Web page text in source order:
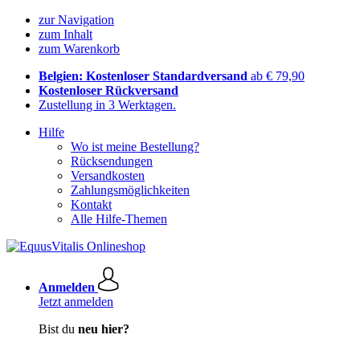
zur Navigation
zum Inhalt
zum Warenkorb
Belgien: Kostenloser Standardversand ab € 79,90
Kostenloser Rückversand
Zustellung in 3 Werktagen.
Hilfe
Wo ist meine Bestellung?
Rücksendungen
Versandkosten
Zahlungsmöglichkeiten
Kontakt
Alle Hilfe-Themen
Anmelden
Jetzt anmelden
Bist du neu hier?